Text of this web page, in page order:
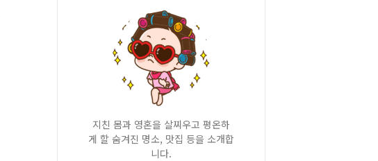
지친 몸과 영혼을 살찌우고 평온하
게 할 숨겨진 명소, 맛집 등을 소개합
니다.